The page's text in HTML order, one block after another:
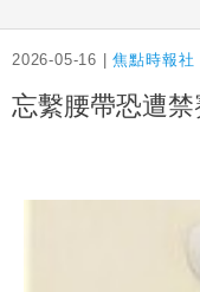
2026-05-16 |焦點時報社
忘繫腰帶恐遭